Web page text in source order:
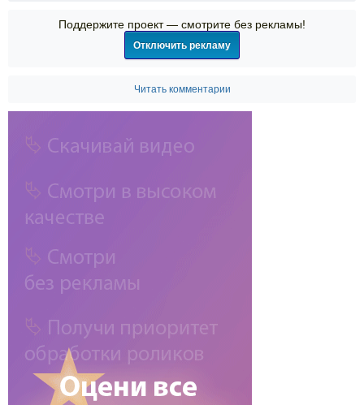
Поддержите проект — смотрите без рекламы!
Отключить рекламу
Читать комментарии